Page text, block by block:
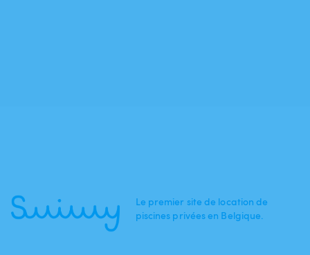
Le premier site de location de
piscines privées en Belgique.